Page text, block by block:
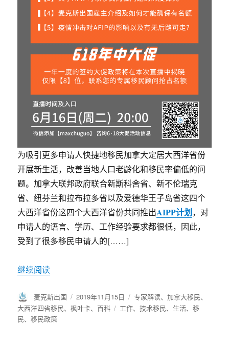
为吸引更多申请人快捷地移民加拿大定居大西洋省份
开展新生活，改善当地人口老龄化和移民率偏低的问
题。加拿大联邦政府联合新斯科舍省、新不伦瑞克
省、纽芬兰和拉布拉多省以及爱德华王子岛省这四个
大西洋省份这四个大西洋省份共同推出AIPP计划，对
申请人的语言、学历、工作经验要求都很低，因此，
受到了很多移民申请人的[……]
继续阅读
作
者
麦克斯出国
发
布
2019年11月15日
分
类
专家解读、加拿大移民、
大西洋四省移民、枫叶卡、百科
标
工作、技术移民、 生活、移
民、移民政策